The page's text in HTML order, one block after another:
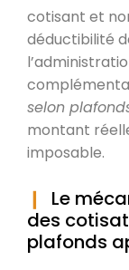
cotisant et
déductibilité
selon
montant
imposable.
Le
des
plafonds